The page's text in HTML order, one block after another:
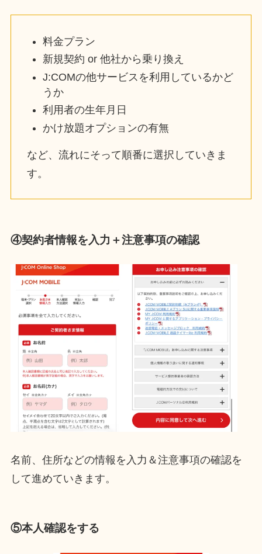
料金プラン
新規契約 or 他社から乗り換え
J:COMの他サービスを利用しているかど
うか
利用者の生年月日
かけ放題オプションの有無
など、流れにそって順番に選択していきま
す。
④契約者情報を入力＋注意事項の確認
名前、住所などの情報を入力＆注意事項の確認を
して進めていきます。
⑤本人確認をする